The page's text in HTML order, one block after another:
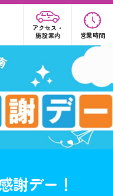
アクセス・
施設案内
営業時間
謝デー！